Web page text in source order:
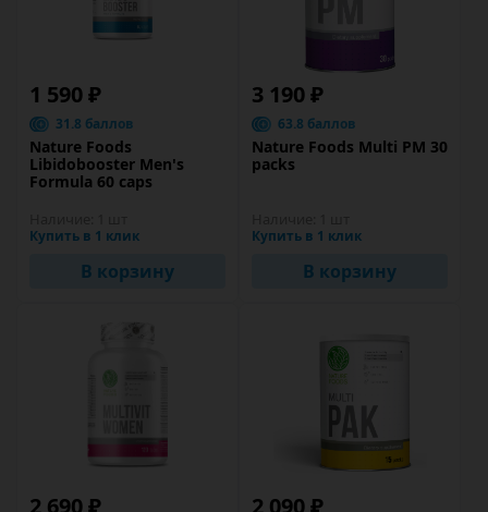
1 590 ₽
31.8 баллов
Nature Foods
Libidobooster Men's
Formula 60 caps
Купить в 1 клик
В корзину
3 190 ₽
63.8 баллов
Nature Foods Multi PM 30
packs
Купить в 1 клик
В корзину
2 690 ₽ 2 090 ₽